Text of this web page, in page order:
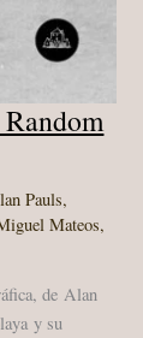
Pauls,
Mateos,
de Alan
y su